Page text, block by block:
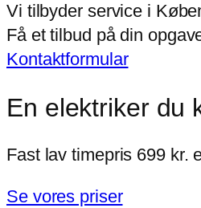
Vi tilbyder service i
Få et tilbud på din
Kontaktformular
En elektriker du
​Fast lav timepris 699 kr.
Se vores priser